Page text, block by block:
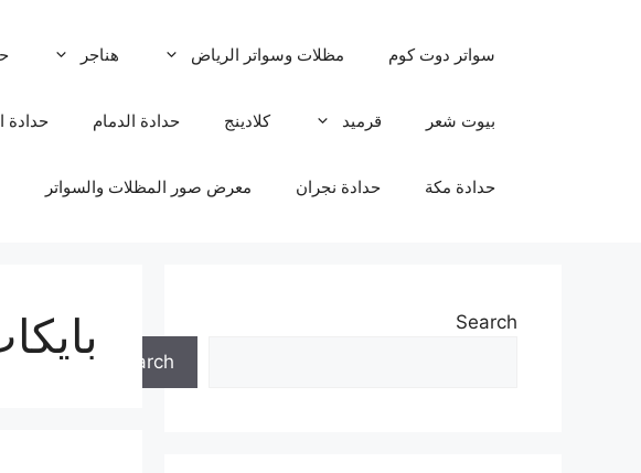
سواتر دوت كوم مظلات وسواتر الرياض هناجر
بيوت شعر قرميد كلادينج حدادة الدمام حدادة
حدادة مكة حدادة نجران معرض صور المظلات والسواتر
Search
Search